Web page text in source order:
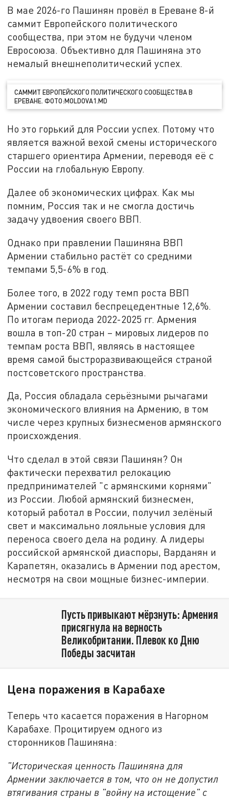
В мае 2026-го Пашинян провёл в Ереване 8-й
саммит Европейского политического
сообщества, при этом не будучи членом
Евросоюза. Объективно для Пашиняна это
немалый внешнеполитический успех.
CАММИТ ЕВРОПЕЙСКОГО ПОЛИТИЧЕСКОГО СООБЩЕСТВА В
ЕРЕВАНЕ. ФОТО:MOLDOVA1.MD
Но это горький для России успех. Потому что
является важной вехой смены исторического
старшего ориентира Армении, переводя её с
России на глобальную Европу.
Далее об экономических цифрах. Как мы
помним, Россия так и не смогла достичь
задачу удвоения своего ВВП.
Однако при правлении Пашиняна ВВП
Армении стабильно растёт со средними
темпами 5,5-6% в год.
Более того, в 2022 году темп роста ВВП
Армении составил беспрецедентные 12,6%.
По итогам периода 2022-2025 гг. Армения
вошла в топ-20 стран – мировых лидеров по
темпам роста ВВП, являясь в настоящее
время самой быстроразвивающейся страной
постсоветского пространства.
Да, Россия обладала серьёзными рычагами
экономического влияния на Армению, в том
числе через крупных бизнесменов армянского
происхождения.
Что сделал в этой связи Пашинян? Он
фактически перехватил релокацию
предпринимателей "с армянскими корнями"
из России. Любой армянский бизнесмен,
который работал в России, получил зелёный
свет и максимально лояльные условия для
переноса своего дела на родину. А лидеры
российской армянской диаспоры, Варданян и
Карапетян, оказались в Армении под арестом,
несмотря на свои мощные бизнес-империи.
Пусть привыкают мёрзнуть: Армения
присягнула на верность
Великобритании. Плевок ко Дню
Победы засчитан
Цена поражения в Карабахе
Теперь что касается поражения в Нагорном
Карабахе. Процитируем одного из
сторонников Пашиняна:
"Историческая ценность Пашиняна для
Армении заключается в том, что он не допустил
втягивания страны в "войну на истощение" с